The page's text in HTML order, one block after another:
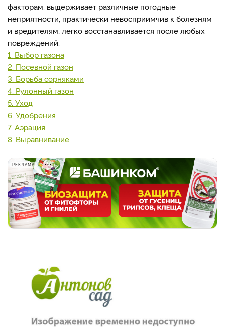
факторам: выдерживает различные погодные
неприятности, практически невосприимчив к болезням
и вредителям, легко восстанавливается после любых
повреждений.
1. Выбор газона
2. Посевной газон
3. Борьба сорняками
4. Рулонный газон
5. Уход
6. Удобрения
7. Аэрация
8. Выравнивание
РЕКЛАМА